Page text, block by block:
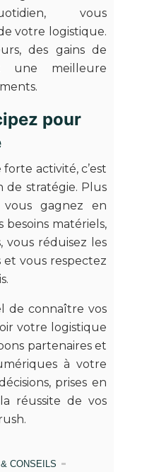
vous
votre logistique.
des gains de
une meilleure
pour
activité, c’est
stratégie. Plus
gagnez en
besoins matériels,
vous réduisez les
et vous respectez
de connaître vos
votre logistique
partenaires et
à votre
prises en
réussite de vos
CONSEILS